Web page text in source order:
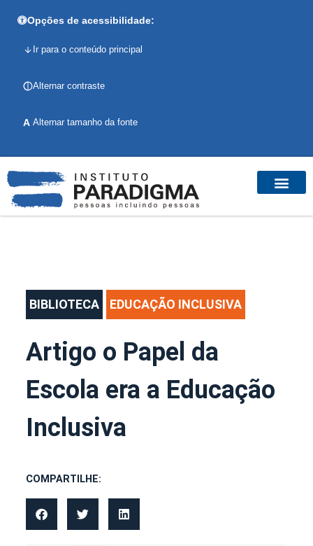
Opções de acessibilidade:
Ir para o conteúdo principal
Alternar contraste
A Alternar tamanho da fonte
BIBLIOTECA EDUCAÇÃO INCLUSIVA
Artigo o Papel da
Escola era a Educação
Inclusiva
COMPARTILHE: